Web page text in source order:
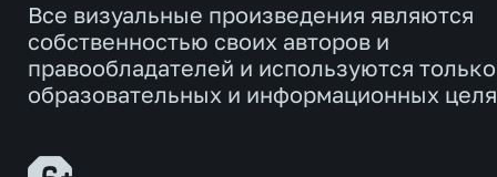
Все визуальные произведения являются
собственностью своих авторов и
правообладателей и используются
образовательных и информационных